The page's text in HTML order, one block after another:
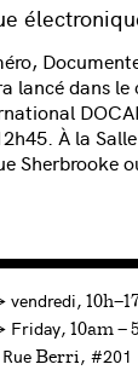
lancé dans le
À la
Sherbrooke
à
vendredi,
toFriday, 10am —
Berri, #201